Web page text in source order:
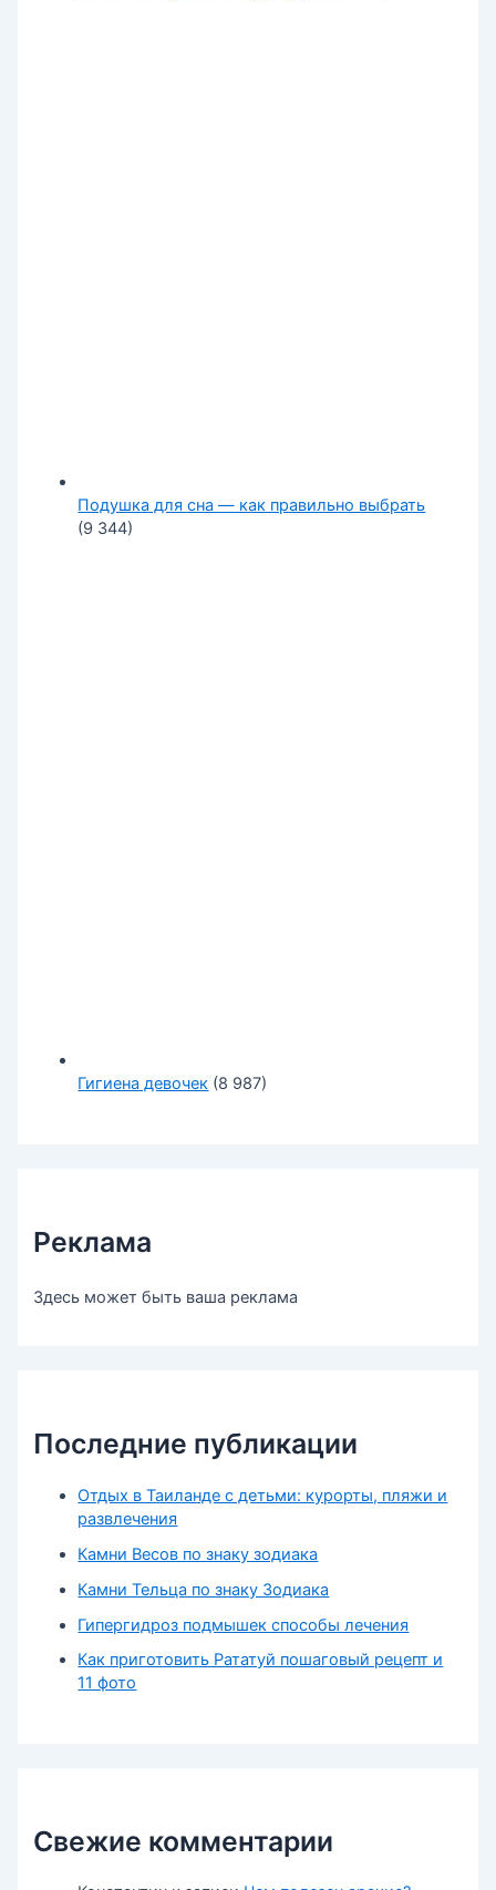
Подушка для сна — как правильно выбрать
(9 344)
Гигиена девочек (8 987)
Реклама
Здесь может быть ваша реклама
Последние публикации
Отдых в Таиланде с детьми: курорты, пляжи и
развлечения
Камни Весов по знаку зодиака
Камни Тельца по знаку Зодиака
Гипергидроз подмышек способы лечения
Как приготовить Рататуй пошаговый рецепт и
11 фото
Свежие комментарии